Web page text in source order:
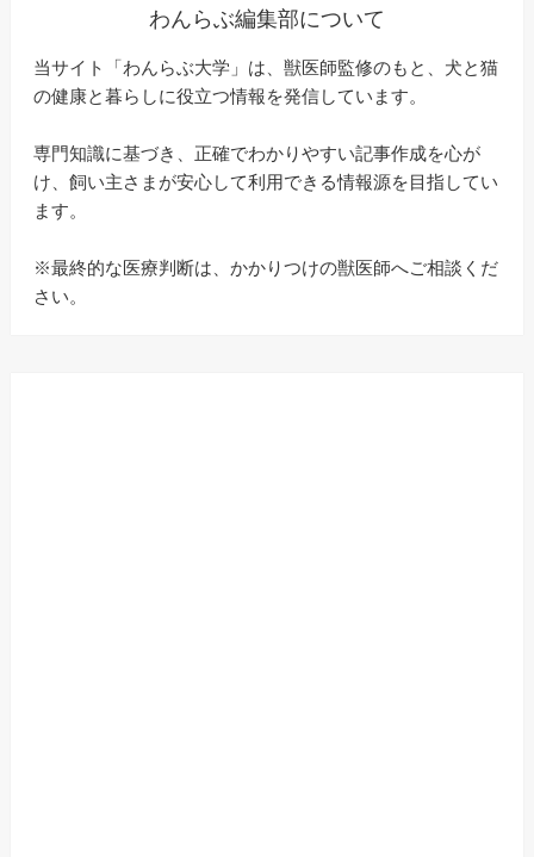
わんらぶ編集部について
当サイト「わんらぶ大学」は、獣医師監修のもと、犬と猫
の健康と暮らしに役立つ情報を発信しています。
専門知識に基づき、正確でわかりやすい記事作成を心が
け、飼い主さまが安心して利用できる情報源を目指してい
ます。
※最終的な医療判断は、かかりつけの獣医師へご相談くだ
さい。